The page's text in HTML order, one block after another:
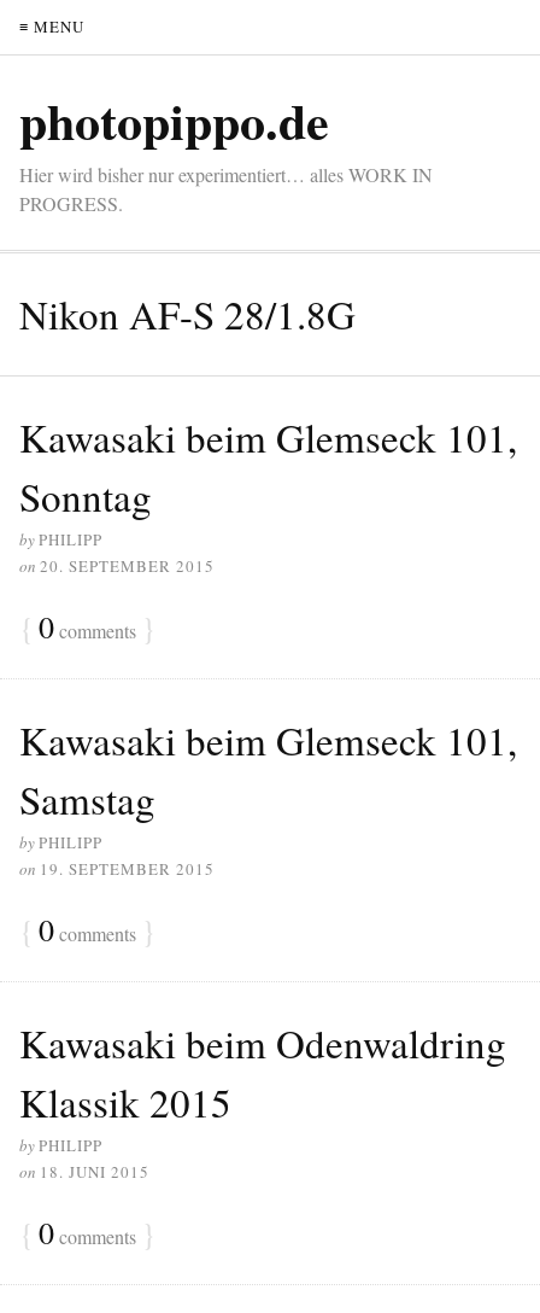
≡ MENU
photopippo.de
Hier wird bisher nur experimentiert… alles WORK IN
PROGRESS.
Nikon AF-S 28/1.8G
Kawasaki beim Glemseck 101,
Sonntag
byPHILIPP
on 20. SEPTEMBER 2015
{ 0comments }
Kawasaki beim Glemseck 101,
Samstag
byPHILIPP
on 19. SEPTEMBER 2015
{ 0comments }
Kawasaki beim Odenwaldring
Klassik 2015
byPHILIPP
on 18. JUNI 2015
{ 0comments }